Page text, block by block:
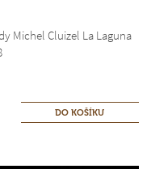
Michel Cluizel La Laguna